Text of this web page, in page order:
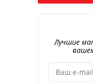
Лучшие